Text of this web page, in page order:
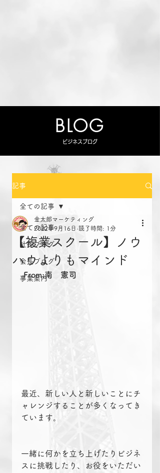
BLOG
ビジネスブログ
記事
全ての記事
社長ブログ
会長ブログ
事業案内
全ての記事
【複業スクール】ノウ
ハウよりもマインド
金太郎マーケティング
2022年9月16日 読了時間: 1分
From:南　憲司
最近、新しい人と新しいことにチ
ャレンジすることが多くなってき
ています。
一緒に何かを立ち上げたりビジネ
スに挑戦したり、お役をいただい